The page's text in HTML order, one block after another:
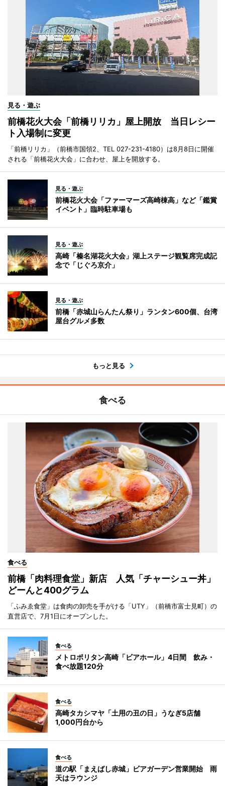
見る・遊ぶ
前橋花火大会「前橋リリカ」屋上開放 当日レシー
ト入場制に変更
「前橋リリカ」（前橋市国領2、TEL 027-231-4180）は8月8日に開催
される「前橋花火大会」に合わせ、屋上を開放する。
見る・遊ぶ
前橋花火大会「ファーマーズ高崎棟高」など「鑑賞
イベント」臨時駐車場も
見る・遊ぶ
高崎「榛名湖花火大会」湖上ステージ観覧席完成記
念で「じぐろ京介」
見る・遊ぶ
前橋「赤城山らんたん祭り」ランタン600個、台湾
屋台グルメ多数
もっと見る
食べる
食べる
前橋「肉料理食堂」新店 人気「チャーシュー丼」
どーんと400グラム
「ふみゑ食堂」は食肉の卸売を手がける「UTY」（前橋市富士見町）の
直営店で、7月1日にオープンした。
食べる
メトロポリタン高崎「ビアホール」4日間 飲み・
食べ放題120分
食べる
高崎タカシマヤ「土用の丑の日」うなぎ5店舗
1,000円台から
食べる
道の駅「まえばし赤城」ビアガーデン営業開始 雨
天はラウンジ